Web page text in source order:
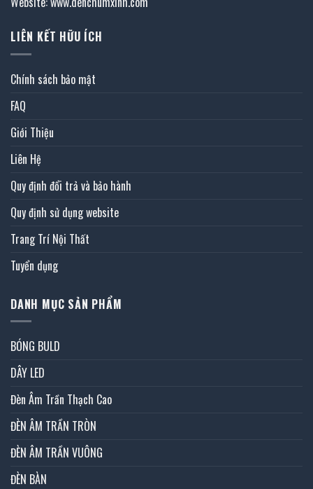
LIÊN KẾT HỮU ÍCH
Chính sách bảo mật
FAQ
Giới Thiệu
Liên Hệ
Quy định đổi trả và bảo hành
Quy định sử dụng website
Trang Trí Nội Thất
Tuyển dụng
DANH MỤC SẢN PHẨM
BÓNG BULD
DÂY LED
Đèn Âm Trần Thạch Cao
ĐÈN ÂM TRẦN TRÒN
ĐÈN ÂM TRẦN VUÔNG
ĐÈN BÀN